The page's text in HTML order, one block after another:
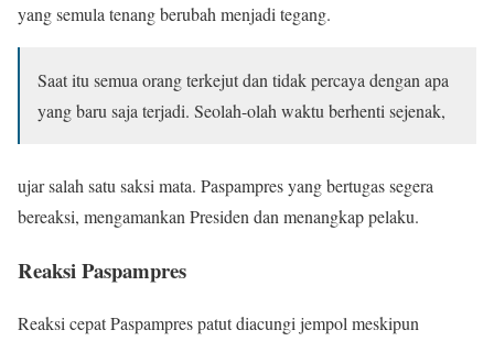
yang semula tenang berubah menjadi tegang.
Saat itu semua orang terkejut dan tidak percaya dengan apa
yang baru saja terjadi. Seolah-olah waktu berhenti sejenak,
ujar salah satu saksi mata. Paspampres yang bertugas segera
bereaksi, mengamankan Presiden dan menangkap pelaku.
Reaksi Paspampres
Reaksi cepat Paspampres patut diacungi jempol meskipun